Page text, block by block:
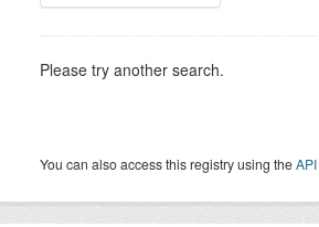
Please try another search.
You can also access this registry using theAPI